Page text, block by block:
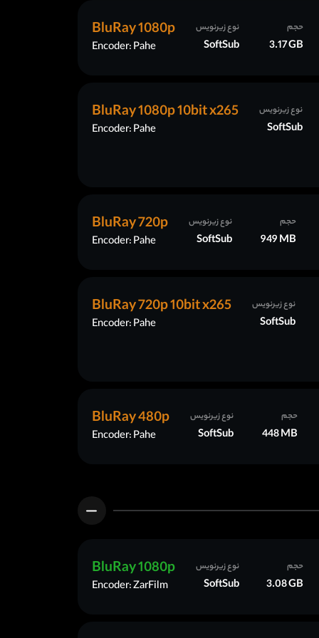
حجم
3.17 GB
نوع زیرنویس
SoftSub
BluRay 1080p
Encoder: Pahe
نوع زیرنویس
SoftSub
BluRay 1080p 10bit x265
Encoder: Pahe
حجم
949 MB
نوع زیرنویس
SoftSub
BluRay 720p
Encoder: Pahe
نوع زیرنویس
SoftSub
BluRay 720p 10bit x265
Encoder: Pahe
حجم
448 MB
نوع زیرنویس
SoftSub
BluRay 480p
Encoder: Pahe
حجم
3.08 GB
نوع زیرنویس
SoftSub
BluRay 1080p
Encoder: ZarFilm